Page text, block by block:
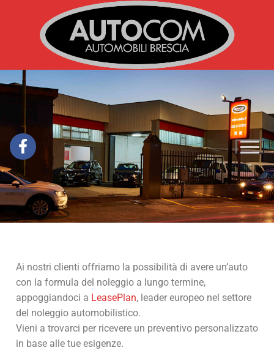
Ai nostri clienti offriamo la possibilità di avere un’auto
con la formula del noleggio a lungo termine,
appoggiandoci a LeasePlan, leader europeo nel settore
del noleggio automobilistico.
Vieni a trovarci per ricevere un preventivo personalizzato
in base alle tue esigenze.